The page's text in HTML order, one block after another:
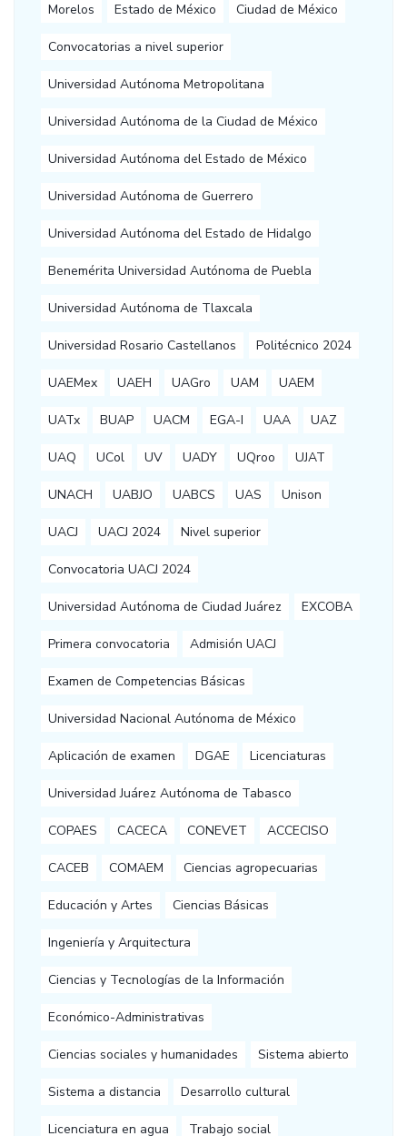
Morelos Estado de México Ciudad de México
Convocatorias a nivel superior
Universidad Autónoma Metropolitana
Universidad Autónoma de la Ciudad de México
Universidad Autónoma del Estado de México
Universidad Autónoma de Guerrero
Universidad Autónoma del Estado de Hidalgo
Benemérita Universidad Autónoma de Puebla
Universidad Autónoma de Tlaxcala
Universidad Rosario Castellanos Politécnico 2024
UAEMex UAEH UAGro UAM UAEM
UATx BUAP UACM EGA-I UAA UAZ
UAQ UCol UV UADY UQroo UJAT
UNACH UABJO UABCS UAS Unison
UACJ UACJ 2024 Nivel superior
Convocatoria UACJ 2024
Universidad Autónoma de Ciudad Juárez EXCOBA
Primera convocatoria Admisión UACJ
Examen de Competencias Básicas
Universidad Nacional Autónoma de México
Aplicación de examen DGAE Licenciaturas
Universidad Juárez Autónoma de Tabasco
COPAES CACECA CONEVET ACCECISO
CACEB COMAEM Ciencias agropecuarias
Educación y Artes Ciencias Básicas
Ingeniería y Arquitectura
Ciencias y Tecnologías de la Información
Económico-Administrativas
Ciencias sociales y humanidades Sistema abierto
Sistema a distancia Desarrollo cultural
Licenciatura en agua Trabajo social